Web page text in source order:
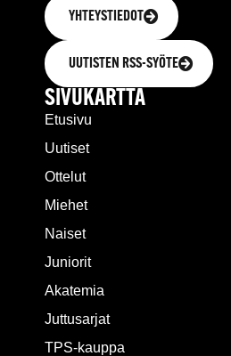
YHTEYSTIEDOT
UUTISTEN RSS-SYÖTE
SIVUKARTTA
Etusivu
Uutiset
Ottelut
Miehet
Naiset
Juniorit
Akatemia
Juttusarjat
TPS-kauppa